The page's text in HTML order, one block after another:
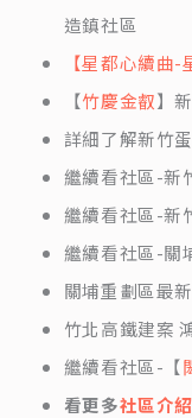
造鎮社區
【星都心續曲-
【竹慶金叡】
詳細了解新竹
繼續看社區-新
繼續看社區-新
繼續看社區-關
關埔重劃區最
竹北高鐵建案
繼續看社區-【
看更多社區介